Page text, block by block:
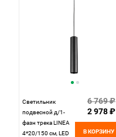
Светильник
подвесной д/1-
фазн трека LINEA
4*20/150 см, LED
6 769 ₽
2 978 ₽
В КОРЗИНУ